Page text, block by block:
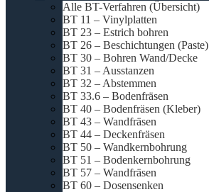
Alle BT-Verfahren (Übersicht)
BT 11 – Vinylplatten
BT 23 – Estrich bohren
BT 26 – Beschichtungen (Paste)
BT 30 – Bohren Wand/Decke
BT 31 – Ausstanzen
BT 32 – Abstemmen
BT 33.6 – Bodenfräsen
BT 40 – Bodenfräsen (Kleber)
BT 43 – Wandfräsen
BT 44 – Deckenfräsen
BT 50 – Wandkernbohrung
BT 51 – Bodenkernbohrung
BT 57 – Wandfräsen
BT 60 – Dosensenken